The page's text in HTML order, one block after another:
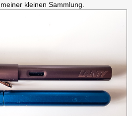
kleinen Sammlung.